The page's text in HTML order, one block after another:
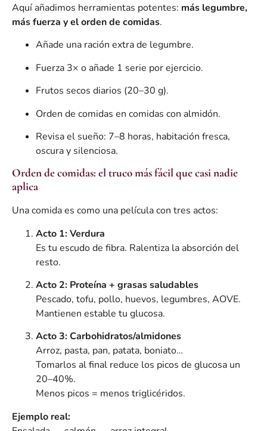
Aquí añadimos herramientas potentes: más legumbre,
más fuerza y el orden de comidas.
Añade una ración extra de legumbre.
Fuerza 3× o añade 1 serie por ejercicio.
Frutos secos diarios (20–30 g).
Orden de comidas en comidas con almidón.
Revisa el sueño: 7–8 horas, habitación fresca,
oscura y silenciosa.
Orden de comidas: el truco más fácil que casi nadie
aplica
Una comida es como una película con tres actos:
Acto 1: Verdura
Es tu escudo de fibra. Ralentiza la absorción del
resto.
Acto 2: Proteína + grasas saludables
Pescado, tofu, pollo, huevos, legumbres, AOVE.
Mantienen estable tu glucosa.
Acto 3: Carbohidratos/almidones
Arroz, pasta, pan, patata, boniato…
Tomarlos al final reduce los picos de glucosa un
20–40%.
Menos picos = menos triglicéridos.
Ejemplo real: